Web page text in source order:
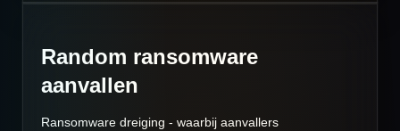
Random ransomware
aanvallen
Ransomware dreiging - waarbij aanvallers